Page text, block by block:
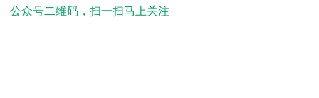
公众号二维码，扫一扫马上关注